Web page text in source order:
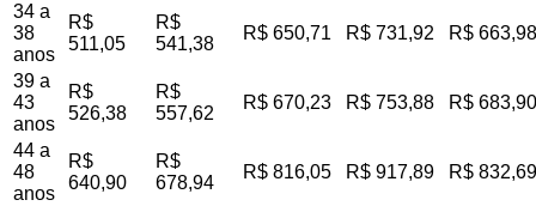
34 a
38
anos
R$
511,05
R$
541,38
R$ 650,71 R$ 731,92 R$ 663,98
39 a
43
anos
R$
526,38
R$
557,62
R$ 670,23 R$ 753,88 R$ 683,90
44 a
48
anos
R$
640,90
R$
678,94
R$ 816,05 R$ 917,89 R$ 832,69